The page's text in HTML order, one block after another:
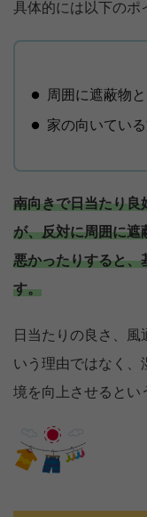
具体的には以下のポ
周囲に遮蔽物
家の向いてい
南向きで日当たり良
が、反対に周囲に遮
悪かったりすると、
す。
日当たりの良さ、風
いう理由ではなく、
境を向上させるとい